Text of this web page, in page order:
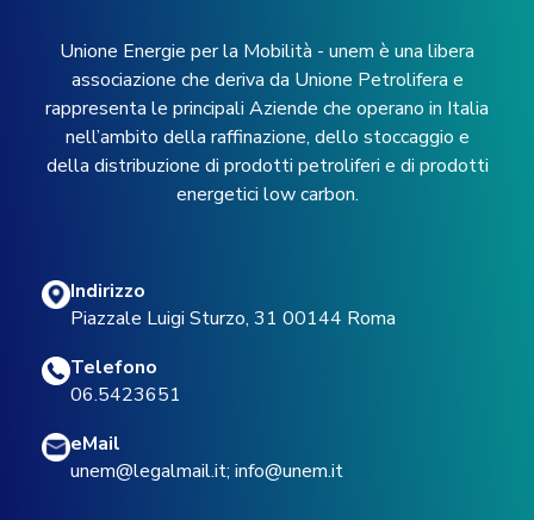
Unione Energie per la Mobilità - unem è una libera
associazione che deriva da Unione Petrolifera e
rappresenta le principali Aziende che operano in Italia
nell’ambito della raffinazione, dello stoccaggio e
della distribuzione di prodotti petroliferi e di prodotti
energetici low carbon.
Indirizzo
Piazzale Luigi Sturzo, 31 00144 Roma
Telefono
06.5423651
eMail
unem@legalmail.it; info@unem.it